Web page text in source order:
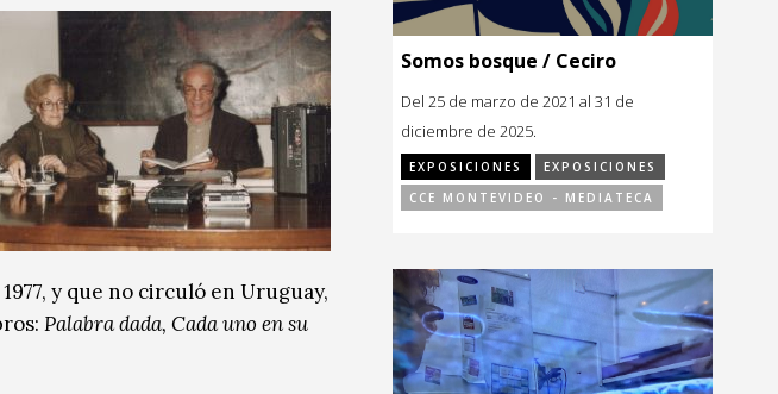
y que no circuló en Uruguay,
Palabra dada, Cada uno en su
Somos bosque / Ceciro
Del 25 de marzo de 2021 al 31 de
diciembre de 2025.
EXPOSICIONES
EXPOSICIONES
CCE MONTEVIDEO - MEDIATECA